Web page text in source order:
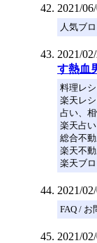
2021/
人気ブ
2021/
す熱血
料理レ
楽天レ
占い、
楽天占い
総合不
楽天不
楽天ブ
2021/
FAQ / お
2021/